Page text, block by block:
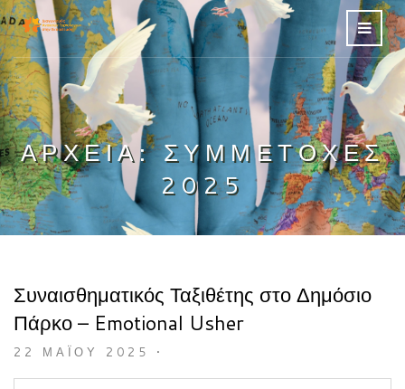
ΑΡΧΕΊΑ:ΣΥΜΜΕΤΟΧΈΣ
2025
Συναισθηματικός Ταξιθέτης στο Δημόσιο
Πάρκο – Emotional Usher
22 ΜΑΪ́ΟΥ 2025 •